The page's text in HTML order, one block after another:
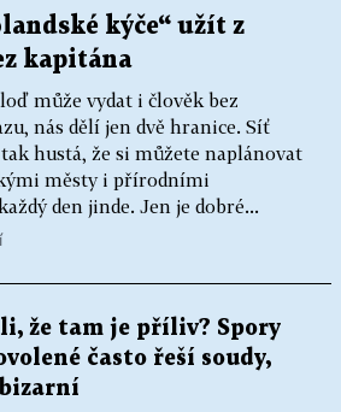
kýče“ užít z
kapitána
může vydat i člověk bez
nás dělí jen dvě hranice. Síť
hustá, že si můžete naplánovat
městy i přírodními
den jinde. Jen je dobré...
že tam je příliv? Spory
často řeší soudy,